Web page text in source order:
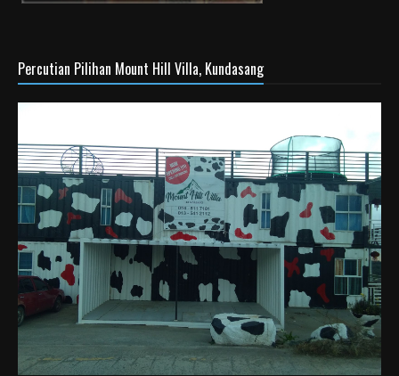
Percutian Pilihan Mount Hill Villa, Kundasang